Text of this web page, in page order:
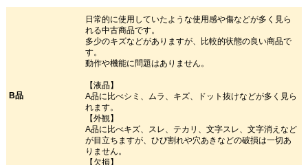
B品
日常的に使用していたような使用感や傷などが多く見ら
れる中古商品です。
多少のキズなどがありますが、比較的状態の良い商品で
す。
動作や機能に問題はありません。
【液晶】
A品に比べシミ、ムラ、キズ、ドット抜けなどが多く見ら
れます。
【外観】
A品に比べキズ、スレ、テカリ、文字スレ、文字消えなど
が目立ちますが、ひび割れや穴あきなどの破損は一切あ
りません。
【欠損】